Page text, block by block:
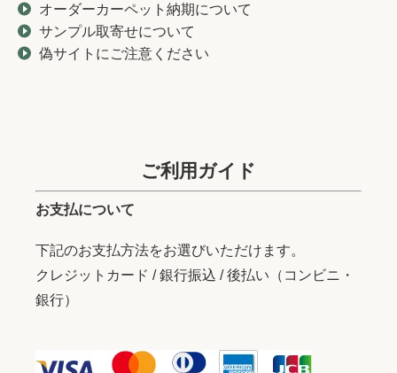
オーダーカーペット納期について
サンプル取寄せについて
偽サイトにご注意ください
ご利用ガイド
お支払について
下記のお支払方法をお選びいただけます。
クレジットカード / 銀行振込 / 後払い（コンビニ・
銀行）